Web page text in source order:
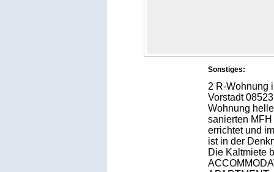
Sonstiges:
2 R-Wohnung
Vorstadt
Wohnung
sanierten
errichtet und
ist in der
Die Kaltmiete